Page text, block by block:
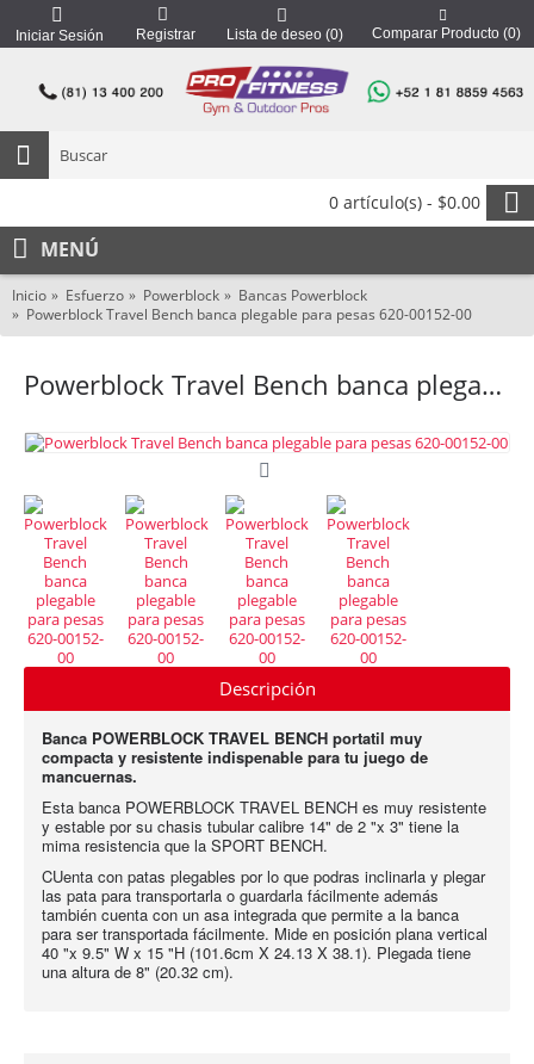
Iniciar Sesión Registrar Lista de deseo (0) Comparar Producto (0)
0 artículo(s) - $0.00
MENÚ
Inicio Esfuerzo Powerblock
Bancas Powerblock
Powerblock Travel Bench banca plegable para pesas 620-00152-00
Powerblock Travel Bench banca plegable para pesas 620-00152-00
Descripción
Banca POWERBLOCK TRAVEL BENCH portatil muy
compacta y resistente indispenable para tu juego de
mancuernas.
Esta banca POWERBLOCK TRAVEL BENCH es muy resistente
y estable por su chasis tubular calibre 14" de 2 "x 3" tiene la
mima resistencia que la SPORT BENCH.
CUenta con patas plegables por lo que podras inclinarla y plegar
las pata para transportarla o guardarla fácilmente además
también cuenta con un asa integrada que permite a la banca
para ser transportada fácilmente. Mide en posición plana vertical
40 "x 9.5" W x 15 "H (101.6cm X 24.13 X 38.1). Plegada tiene
una altura de 8" (20.32 cm).